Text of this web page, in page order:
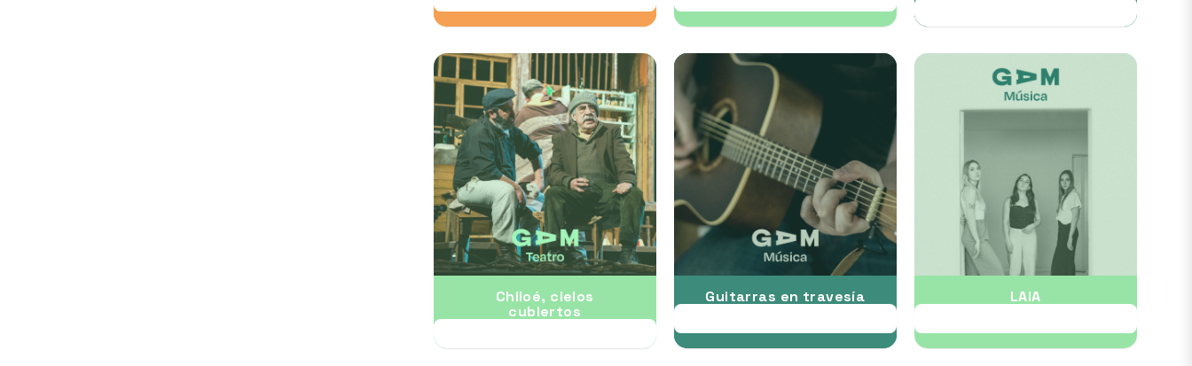
Chiloé, cielos
cubiertos
Guitarras en travesía LAIA